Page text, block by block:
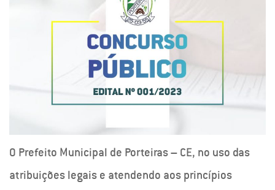
O Prefeito Municipal de Porteiras – CE, no uso das
atribuições legais e atendendo aos princípios